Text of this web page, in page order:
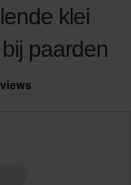
klei
paarden